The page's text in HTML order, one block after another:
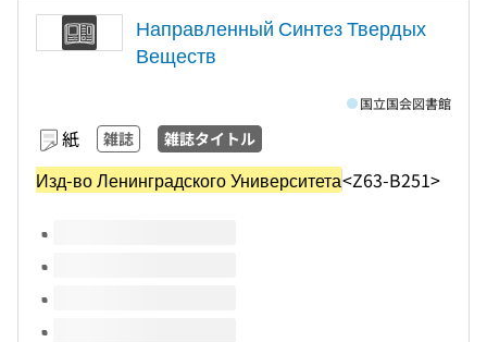
Направленный Синтез Твердых
Веществ
紙 雑誌 雑誌タイトル
Изд-во Ленинградского Университета<Z63-B251>
国立国会図書館
このタイトルの巻号